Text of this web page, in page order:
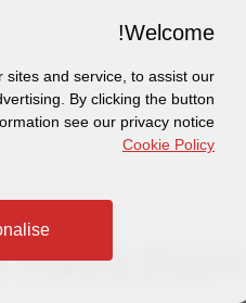
מונעות
Welcome!
and service, to assist our
By clicking the button
see our privacy notice
Cookie Policy